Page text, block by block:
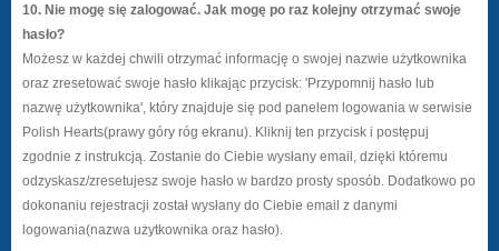
10. Nie mogę się zalogować. Jak mogę po raz kolejny otrzymać swoje
hasło?
Możesz w każdej chwili otrzymać informację o swojej nazwie użytkownika
oraz zresetować swoje hasło klikając przycisk: 'Przypomnij hasło lub
nazwę użytkownika', który znajduje się pod panelem logowania w serwisie
Polish Hearts(prawy góry róg ekranu). Kliknij ten przycisk i postępuj
zgodnie z instrukcją. Zostanie do Ciebie wysłany email, dzięki któremu
odzyskasz/zresetujesz swoje hasło w bardzo prosty sposób. Dodatkowo po
dokonaniu rejestracji został wysłany do Ciebie email z danymi
logowania(nazwa użytkownika oraz hasło).